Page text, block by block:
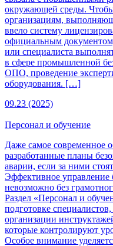
окружающей среды.
организациям,
ввело систему
официальным
или специалиста
в сфере промышленной
ОПО, проведение
оборудования. […]
09.23 (2025)
Персонал и обучение
Даже самое современное
разработанные планы
аварии, если за ними
Эффективное управление
невозможно без
Раздел «Персонал и
подготовке
организации
которые контролируют
Особое внимание